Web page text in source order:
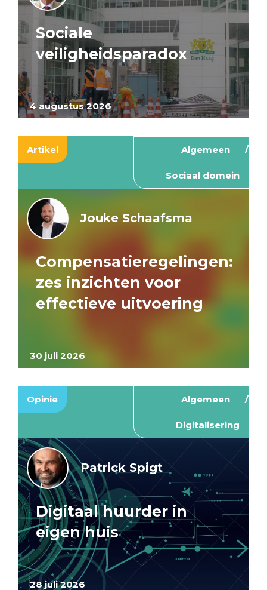
4 augustus 2026
Sociale
veiligheidsparadox
Artikel Algemeen
Sociaal domein
30 juli 2026
Jouke Schaafsma
Compensatieregelingen:
zes inzichten voor
effectieve uitvoering
Opinie Algemeen
Digitalisering
28 juli 2026
Patrick Spigt
Digitaal huurder in
eigen huis